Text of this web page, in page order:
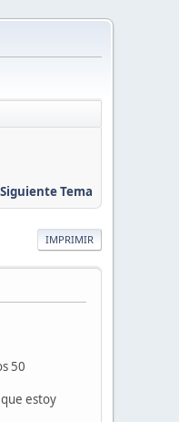
Siguiente Tema
IMPRIMIR
50
estoy